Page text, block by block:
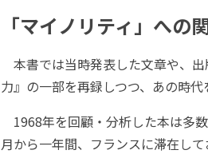
「マイノリティ」への
本書では当時発表した文章や、
力』の一部を再録しつつ、あの時代
1968年を回顧・分析した本は多
月から一年間、フランスに滞在し